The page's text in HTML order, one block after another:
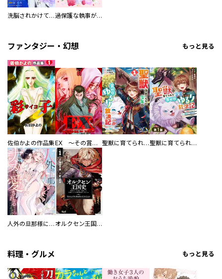
洗脳されかけていた悪役令嬢ですが家出を決意しました。【電子単行本版／特典おまけ付き】 過保護な執事が私の婚活を邪魔してきます！ 分冊版
ファンタジー・幻想 もっと見る
佐伯かよの作品集 EX ～その賞金稼ぎは、世界の出口を探す～【単行本版】 聖獣に育てられた少年の異世界ゆるり放浪記～神様からもらったチート魔法で、仲間たちとスローライフを満喫中～ 聖獣に育てられた少年の異世界ゆるり放浪記～神様からもらったチート魔法で、仲間たちとスローライフを満喫中～【分冊版】
人外の旦那様に娶られ毎晩ナカまで愛される…。アンソロジー オルクセン王国史
料理・グルメ もっと見る